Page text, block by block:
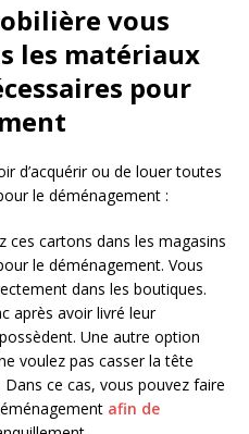
vous
les matériaux
pour
d’acquérir ou de louer toutes
le déménagement :
ces cartons dans les magasins
le déménagement. Vous
dans les boutiques.
après avoir livré leur
Une autre option
voulez pas casser la tête
ce cas, vous pouvez faire
afin de